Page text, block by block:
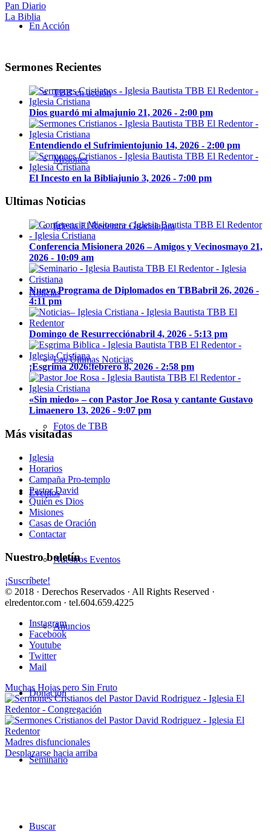
En Acción
TBB en acción
Misiones
Iglesia El Redentor Guadalajara
Noticias
Las Últimas Noticias
Fotos de TBB
Eventos
Nuestros Eventos
Anuncios
Donación
Seminario
Buscar
Pan Diario
La Biblia
Sermones Recientes
Dios guardó mi almajunio 21, 2026 - 2:00 pm
Entendiendo el Sufrimientojunio 14, 2026 - 2:00 pm
El Incesto en la Bibliajunio 3, 2026 - 7:00 pm
Ultimas Noticias
Conferencia Misionera 2026 – Amigos y Vecinosmayo 21,
2026 - 10:09 am
Nuevo Programa de Diplomados en TBBabril 26, 2026 -
4:11 pm
Domingo de Resurrecciónabril 4, 2026 - 5:13 pm
¡Esgrima 2026!febrero 8, 2026 - 2:58 pm
«Sin miedo» – con Pastor Joe Rosa y cantante Gustavo
Limaenero 13, 2026 - 9:07 pm
Más visitadas
Iglesia
Horarios
Campaña Pro-templo
Pastor David
Quién es Dios
Misiones
Casas de Oración
Contactar
Nuestro boletín
¡Suscríbete!
© 2018 · Derechos Reservados · All Rights Reserved ·
elredentor.com · tel.604.659.4225
Instagram
Facebook
Youtube
Twitter
Mail
Muchas Hojas pero Sin Fruto
Madres disfuncionales
Desplazarse hacia arriba